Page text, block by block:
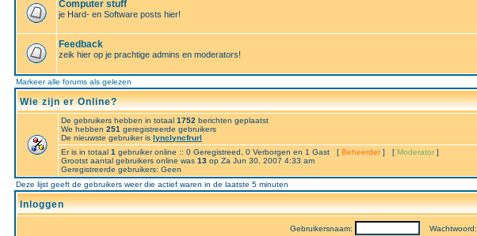
Computer stuff
je Hard- en Software posts hier!
Feedback
zeik hier op je prachtige admins en moderators!
Markeer alle forums als gelezen
Wie zijn er Online?
De gebruikers hebben in totaal 1752 berichten geplaatst
We hebben 251 geregistreerde gebruikers
De nieuwste gebruiker is lynclyncfrurl
Er is in totaal 1 gebruiker online :: 0 Geregistreed, 0 Verborgen en 1 Gast [ Beheerder ] [ Moderator ]
Grootst aantal gebruikers online was 13 op Za Jun 30, 2007 4:33 am
Geregistreerde gebruikers: Geen
Deze lijst geeft de gebruikers weer die actief waren in de laatste 5 minuten
Inloggen
Gebruikersnaam: Wachtwoord: